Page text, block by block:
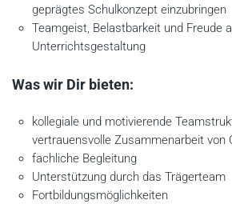
geprägtes Schulkonzept einzubringen
Teamgeist, Belastbarkeit und Freude
Unterrichtsgestaltung
Was wir Dir bieten:
kollegiale und motivierende
vertrauensvolle Zusammenarbeit von
fachliche Begleitung
Unterstützung durch das Trägerteam
Fortbildungsmöglichkeiten